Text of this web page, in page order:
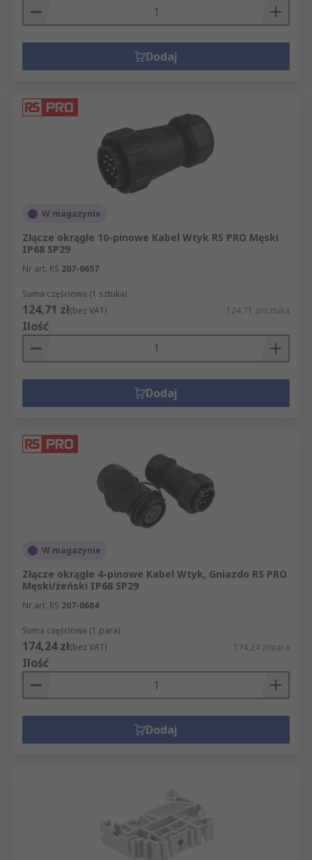
Dodaj
W magazynie
Złącze okrągłe 10-pinowe Kabel Wtyk RS PRO Męski
IP68 SP29
Nr art. RS 207-0657
Suma częściowa (1 sztuka)
124,71 zł(bez VAT) 124,71 zł/sztuka
Ilość
Dodaj
W magazynie
Złącze okrągłe 4-pinowe Kabel Wtyk, Gniazdo RS PRO
Męski/żeński IP68 SP29
Nr art. RS 207-0684
Suma częściowa (1 para)
174,24 zł(bez VAT) 174,24 zł/para
Ilość
Dodaj